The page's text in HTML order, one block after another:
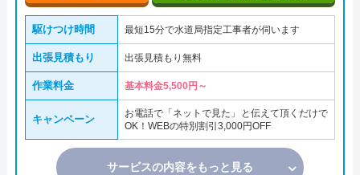
駆けつけ時間 最短15分で水道局指定工事者が伺います
出張見積もり 出張見積もり無料
作業料金 基本料金5,500円～
キャンペーン
お電話で「ネットで見た」と伝えて頂くだけで
OK！WEBの特別割引3,000円OFF
サービスの内容をもっと見る